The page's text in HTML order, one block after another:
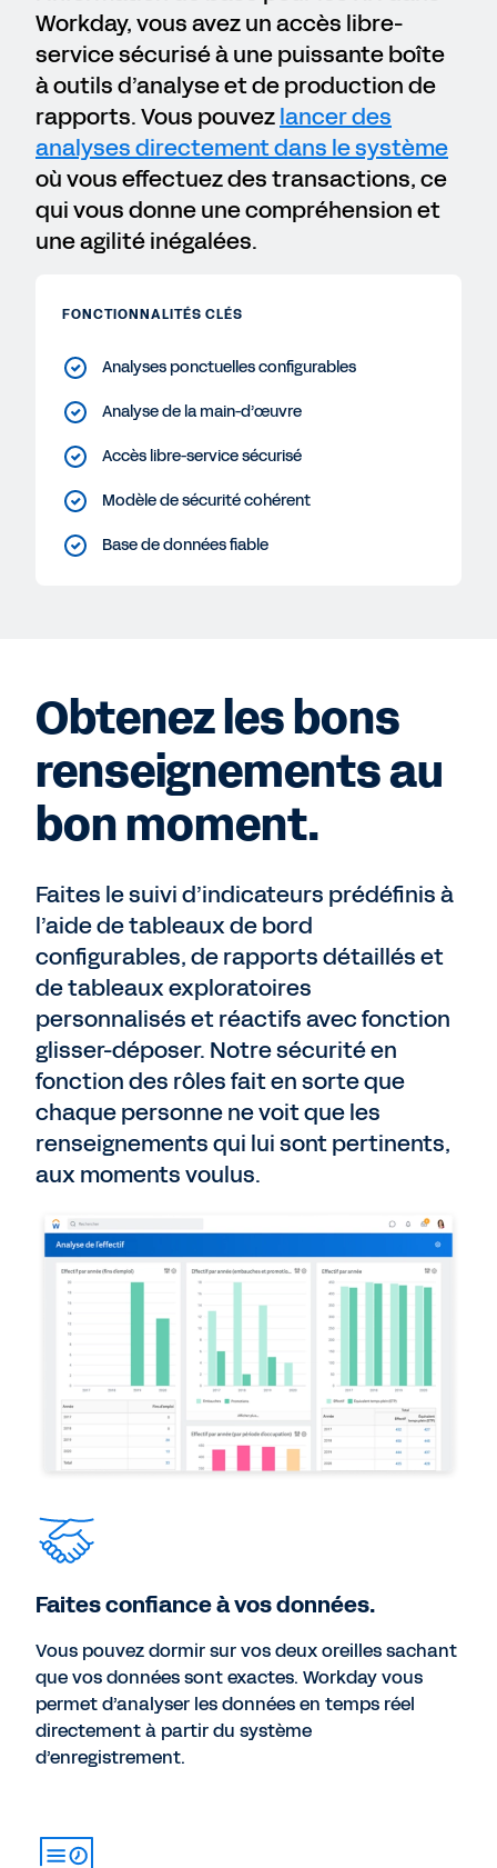
Workday, vous avez un accès libre-
service sécurisé à une puissante boîte
à outils d’analyse et de production de
rapports. Vous pouvezlancer des
analyses directement dans le système
où vous effectuez des transactions, ce
qui vous donne une compréhension et
une agilité inégalées.
FONCTIONNALITÉS CLÉS
Analyses ponctuelles configurables
Analyse de la main-d’œuvre
Accès libre-service sécurisé
Modèle de sécurité cohérent
Base de données fiable
Obtenez les bons
renseignements au
bon moment.
Faites le suivi d’indicateurs prédéfinis à
l’aide de tableaux de bord
configurables, de rapports détaillés et
de tableaux exploratoires
personnalisés et réactifs avec fonction
glisser-déposer. Notre sécurité en
fonction des rôles fait en sorte que
chaque personne ne voit que les
renseignements qui lui sont pertinents,
aux moments voulus.
Faites confiance à vos données.
Vous pouvez dormir sur vos deux oreilles sachant
que vos données sont exactes. Workday vous
permet d’analyser les données en temps réel
directement à partir du système
d’enregistrement.